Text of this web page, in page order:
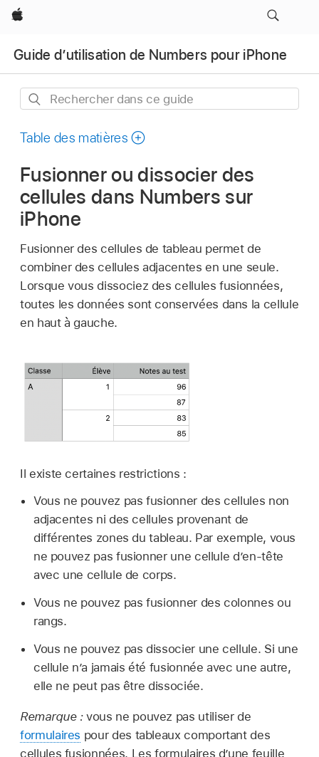
Apple
Guide d’utilisation de Numbers pour iPhone
Rechercher
ce
Table des matières
Fusionner ou dissocier des
cellules dans Numbers sur
iPhone
Fusionner des cellules de tableau permet de
combiner des cellules adjacentes en une seule.
Lorsque vous dissociez des cellules fusionnées,
toutes les données sont conservées dans la cellule
en haut à gauche.
Il existe certaines restrictions :
Vous ne pouvez pas fusionner des cellules non
adjacentes ni des cellules provenant de
différentes zones du tableau. Par exemple, vous
ne pouvez pas fusionner une cellule d’en-tête
avec une cellule de corps.
Vous ne pouvez pas fusionner des colonnes ou
rangs.
Vous ne pouvez pas dissocier une cellule. Si une
cellule n’a jamais été fusionnée avec une autre,
elle ne peut pas être dissociée.
Remarque :vous ne pouvez pas utiliser de
formulaires pour des tableaux comportant des
cellules fusionnées. Les formulaires d’une feuille